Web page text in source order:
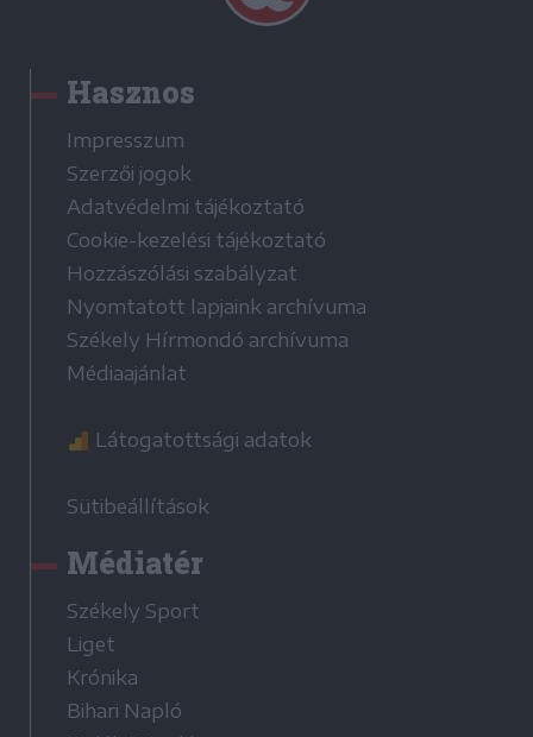
Hasznos
Impresszum
Szerzői jogok
Adatvédelmi tájékoztató
Cookie-kezelési tájékoztató
Hozzászólási szabályzat
Nyomtatott lapjaink archívuma
Székely Hírmondó archívuma
Médiaajánlat
Látogatottsági adatok
Sütibeállítások
Médiatér
Székely Sport
Liget
Krónika
Bihari Napló